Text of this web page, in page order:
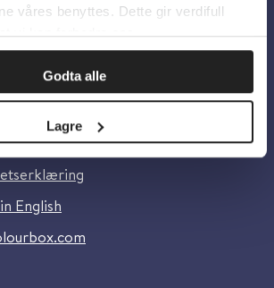
våres benyttes. Dette gir verdifull
vi kan forbedre oss.
Godta alle
Lagre
informasjonskapsler
English